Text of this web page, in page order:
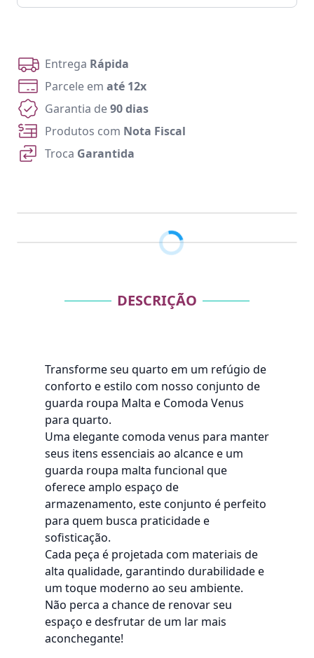
Entrega Rápida
Parcele em até 12x
Garantia de90 dias
Produtos com Nota Fiscal
Troca Garantida
DESCRIÇÃO
Transforme seu quarto em um refúgio de
conforto e estilo com nosso conjunto de
guarda roupa Malta e Comoda Venus
para quarto.
Uma elegante comoda venus para manter
seus itens essenciais ao alcance e um
guarda roupa malta funcional que
oferece amplo espaço de
armazenamento, este conjunto é perfeito
para quem busca praticidade e
sofisticação.
Cada peça é projetada com materiais de
alta qualidade, garantindo durabilidade e
um toque moderno ao seu ambiente.
Não perca a chance de renovar seu
espaço e desfrutar de um lar mais
aconchegante!